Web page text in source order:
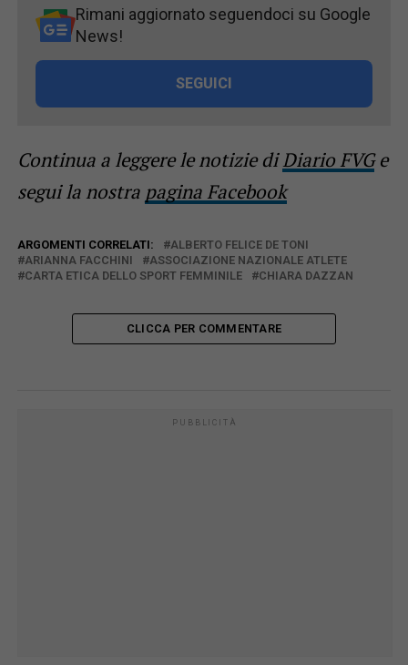
Rimani aggiornato seguendoci su Google
News!
SEGUICI
Continua a leggere le notizie diDiario FVGe
segui la nostra pagina Facebook
ARGOMENTI CORRELATI:
ALBERTO FELICE DE TONI
ARIANNA FACCHINI
ASSOCIAZIONE NAZIONALE ATLETE
CARTA ETICA DELLO SPORT FEMMINILE
CHIARA DAZZAN
CLICCA PER COMMENTARE
PUBBLICITÀ